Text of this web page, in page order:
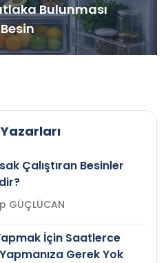
Bulunması
Çalıştıran Besinler
Zeynep GÜÇLÜCAN
İçin Saatlerce
Gerek Yok